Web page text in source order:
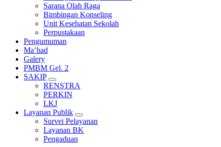
Sarana Olah Raga
Bimbingan Konseling
Unit Kesehatan Sekolah
Perpustakaan
Pengumuman
Ma’had
Galery
PMBM Gel. 2
SAKIP
RENSTRA
PERKIN
LKJ
Layanan Publik
Survei Pelayanan
Layanan BK
Pengaduan